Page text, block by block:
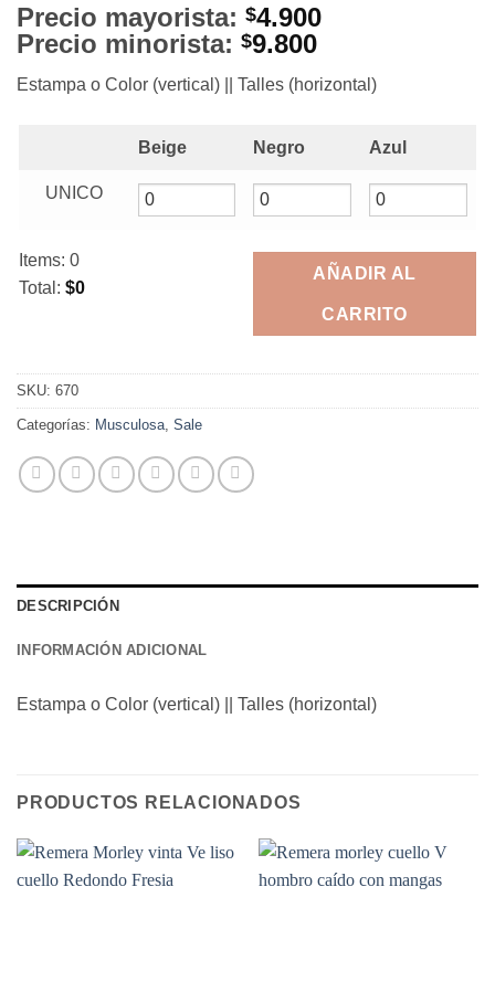
Precio mayorista: $4.900
Precio minorista: $9.800
Estampa o Color (vertical) || Talles (horizontal)
Beige Negro Azul
UNICO
Items: 0
Total : $0
total
is
AÑADIR AL
CARRITO
SKU: 670
Categorías: Musculosa Sale
DESCRIPCIÓN
INFORMACIÓN ADICIONAL
Estampa o Color (vertical) || Talles (horizontal)
PRODUCTOS RELACIONADOS